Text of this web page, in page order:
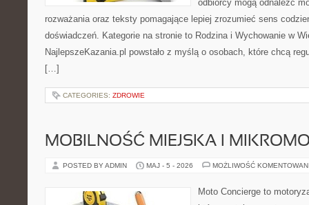
odbiorcy mogą odnaleźć
rozważania oraz teksty pomagające lepiej zrozumieć sens
doświadczeń. Kategorie na stronie to Rodzina i Wychowanie w
NajlepszeKazania.pl powstało z myślą o osobach, które chcą
[…]
CATEGORIES: ZDROWIE
MOBILNOŚĆ MIEJSKA I
POSTED BY ADMIN MAJ - 5 - 2026 MOŻLIWOŚĆ
Moto Concierge to